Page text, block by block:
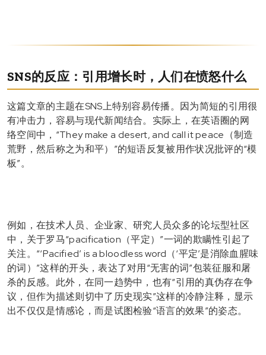
SNS的反应：引用增长时，人们在愤怒什么
这篇文章的主题在SNS上特别容易传播。因为简短的引用很
有冲击力，容易与现代新闻结合。实际上，在英语圈的网
络空间中，“They make a desert, and call it peace（制造
荒野，然后称之为和平）”的短语反复被用作状况批评的“模
板”。
例如，在技术人员、企业家、研究人员众多的论坛型社区
中，关于罗马“pacification（平定）”一词的欺瞒性引起了
关注。“‘Pacified’ is a bloodless word（‘平定’是消除血腥味
的词）”这样的开头，表达了对用“无害的词”包装征服和屠
杀的反感。此外，在同一趋势中，也有“引用的真伪存在争
议，但作为描述则切中了历史现实”这样的冷静注释，显示
出不仅仅是情感论，而是试图检验“语言的效果”的姿态。